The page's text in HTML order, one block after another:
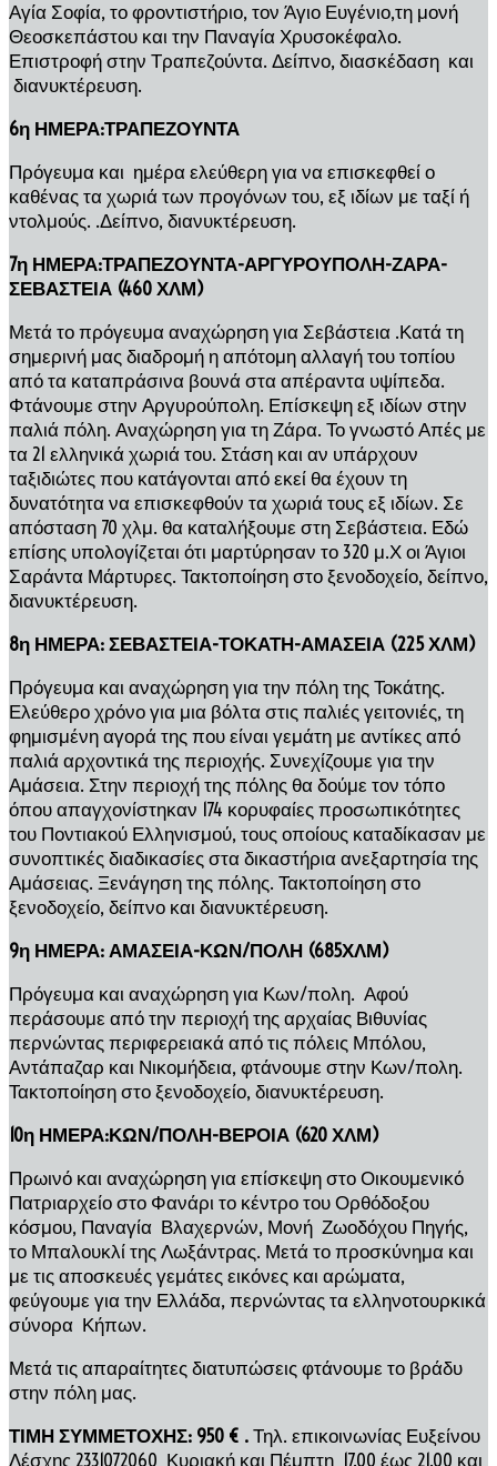
Αγία Σοφία, το φροντιστήριο, τον Άγιο Ευγένιο,τη μονή
Θεοσκεπάστου και την Παναγία Χρυσοκέφαλο.
Επιστροφή στην Τραπεζούντα. Δείπνο, διασκέδαση και
διανυκτέρευση.
6η ΗΜΕΡΑ:ΤΡΑΠΕΖΟΥΝΤΑ
Πρόγευμα και ημέρα ελεύθερη για να επισκεφθεί ο
καθένας τα χωριά των προγόνων του, εξ ιδίων με ταξί ή
ντολμούς. .Δείπνο, διανυκτέρευση.
7η ΗΜΕΡΑ:ΤΡΑΠΕΖΟΥΝΤΑ-ΑΡΓΥΡΟΥΠΟΛΗ-ΖΑΡΑ-
ΣΕΒΑΣΤΕΙΑ (460 ΧΛΜ)
Μετά το πρόγευμα αναχώρηση για Σεβάστεια .Κατά τη
σημερινή μας διαδρομή η απότομη αλλαγή του τοπίου
από τα καταπράσινα βουνά στα απέραντα υψίπεδα.
Φτάνουμε στην Αργυρούπολη. Επίσκεψη εξ ιδίων στην
παλιά πόλη. Αναχώρηση για τη Ζάρα. Το γνωστό Απές με
τα 21 ελληνικά χωριά του. Στάση και αν υπάρχουν
ταξιδιώτες που κατάγονται από εκεί θα έχουν τη
δυνατότητα να επισκεφθούν τα χωριά τους εξ ιδίων. Σε
απόσταση 70 χλμ. θα καταλήξουμε στη Σεβάστεια. Εδώ
επίσης υπολογίζεται ότι μαρτύρησαν το 320 μ.Χ οι Άγιοι
Σαράντα Μάρτυρες. Τακτοποίηση στο ξενοδοχείο, δείπνο,
διανυκτέρευση.
8η ΗΜΕΡΑ: ΣΕΒΑΣΤΕΙΑ-ΤΟΚΑΤΗ-ΑΜΑΣΕΙΑ (225 ΧΛΜ)
Πρόγευμα και αναχώρηση για την πόλη της Τοκάτης.
Ελεύθερο χρόνο για μια βόλτα στις παλιές γειτονιές, τη
φημισμένη αγορά της που είναι γεμάτη με αντίκες από
παλιά αρχοντικά της περιοχής. Συνεχίζουμε για την
Αμάσεια. Στην περιοχή της πόλης θα δούμε τον τόπο
όπου απαγχονίστηκαν 174 κορυφαίες προσωπικότητες
του Ποντιακού Ελληνισμού, τους οποίους καταδίκασαν με
συνοπτικές διαδικασίες στα δικαστήρια ανεξαρτησία της
Αμάσειας. Ξενάγηση της πόλης. Τακτοποίηση στο
ξενοδοχείο, δείπνο και διανυκτέρευση.
9η ΗΜΕΡΑ: ΑΜΑΣΕΙΑ-ΚΩΝ/ΠΟΛΗ (685ΧΛΜ)
Πρόγευμα και αναχώρηση για Κων/πολη. Αφού
περάσουμε από την περιοχή της αρχαίας Βιθυνίας
περνώντας περιφερειακά από τις πόλεις Μπόλου,
Αντάπαζαρ και Νικομήδεια, φτάνουμε στην Κων/πολη.
Τακτοποίηση στο ξενοδοχείο, διανυκτέρευση.
10η ΗΜΕΡΑ:ΚΩΝ/ΠΟΛΗ-ΒΕΡΟΙΑ (620 ΧΛΜ)
Πρωινό και αναχώρηση για επίσκεψη στο Οικουμενικό
Πατριαρχείο στο Φανάρι το κέντρο του Ορθόδοξου
κόσμου, Παναγία Βλαχερνών, Μονή Ζωοδόχου Πηγής,
το Μπαλουκλί της Λωξάντρας. Μετά το προσκύνημα και
με τις αποσκευές γεμάτες εικόνες και αρώματα,
φεύγουμε για την Ελλάδα, περνώντας τα ελληνοτουρκικά
σύνορα Κήπων.
Μετά τις απαραίτητες διατυπώσεις φτάνουμε το βράδυ
στην πόλη μας.
ΤΙΜΗ ΣΥΜΜΕΤΟΧΗΣ: 950 € .Τηλ. επικοινωνίας Ευξείνου
Λέσχης 2331072060 Κυριακή και Πέμπτη 17.00 έως 21.00 και